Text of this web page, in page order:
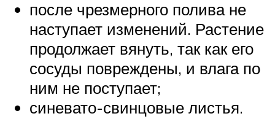
после чрезмерного полива не
наступает изменений. Растение
продолжает вянуть, так как его
сосуды повреждены, и влага по
ним не поступает;
синевато-свинцовые листья.